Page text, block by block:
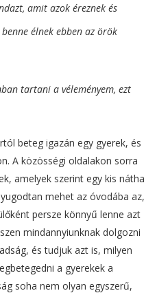
amit azok éreznek és
élnek ebben az örök
tartani a véleményem, ezt
beteg igazán egy gyerek, és
A közösségi oldalakon sorra
amelyek szerint egy kis nátha
mehet az óvodába az,
persze könnyű lenne azt
mindannyiunknak dolgozni
és tudjuk azt is, milyen
a gyerekek a
soha nem olyan egyszerű,